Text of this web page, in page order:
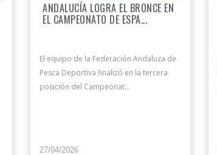
ANDALUCÍA LOGRA EL BRONCE EN
EL CAMPEONATO DE ESPA...
El equipo de la Federación Andaluza de
Pesca Deportiva finalizó en la tercera
posición del Campeonat...
27/04/2026